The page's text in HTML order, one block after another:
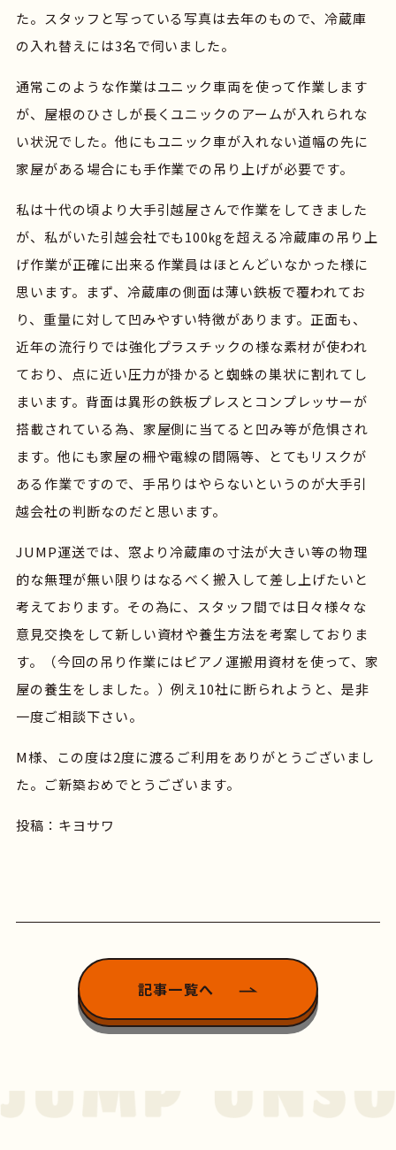
Home
Company
Service
News
Contact
た。スタッフと写っている写真は去年のもので、冷蔵庫
の入れ替えには3名で伺いました。
通常このような作業はユニック車両を使って作業します
が、屋根のひさしが長くユニックのアームが入れられな
い状況でした。他にもユニック車が入れない道幅の先に
家屋がある場合にも手作業での吊り上げが必要です。
私は十代の頃より大手引越屋さんで作業をしてきました
が、私がいた引越会社でも100㎏を超える冷蔵庫の吊り上
げ作業が正確に出来る作業員はほとんどいなかった様に
思います。まず、冷蔵庫の側面は薄い鉄板で覆われてお
り、重量に対して凹みやすい特徴があります。正面も、
近年の流行りでは強化プラスチックの様な素材が使われ
ており、点に近い圧力が掛かると蜘蛛の巣状に割れてし
まいます。背面は異形の鉄板プレスとコンプレッサーが
搭載されている為、家屋側に当てると凹み等が危惧され
ます。他にも家屋の柵や電線の間隔等、とてもリスクが
ある作業ですので、手吊りはやらないというのが大手引
越会社の判断なのだと思います。
JUMP運送では、窓より冷蔵庫の寸法が大きい等の物理
的な無理が無い限りはなるべく搬入して差し上げたいと
考えております。その為に、スタッフ間では日々様々な
意見交換をして新しい資材や養生方法を考案しておりま
す。（今回の吊り作業にはピアノ運搬用資材を使って、家
屋の養生をしました。）例え10社に断られようと、是非
一度ご相談下さい。
M様、この度は2度に渡るご利用をありがとうございまし
た。ご新築おめでとうございます。
投稿：キヨサワ
記事一覧へ